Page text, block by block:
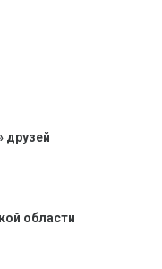
друзей
области